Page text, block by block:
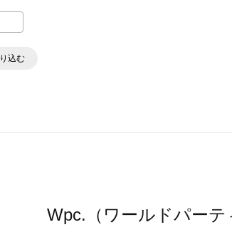
込む
Wpc.（ワールドパー